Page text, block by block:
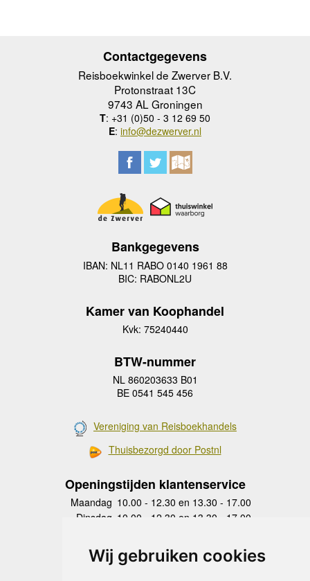
Wij gebruiken cookies
Contactgegevens
Reisboekwinkel de Zwerver B.V.
Protonstraat 13C
9743 AL Groningen
T: +31 (0)50 - 3 12 69 50
E: info@dezwerver.nl
Bankgegevens
IBAN: NL11 RABO 0140 1961 88
BIC: RABONL2U
Kamer van Koophandel
Kvk: 75240440
BTW-nummer
NL 860203633 B01
BE 0541 545 456
Vereniging van Reisboekhandels
Thuisbezorgd door Postnl
Openingstijden klantenservice
Maandag 10.00 - 12.30 en 13.30 - 17.00
Dinsdag 10.00 - 12.30 en 13.30 - 17.00
Donderdag
10.00 - 12.30 en 13.30 - 17.00
Vrijdag 10.00 - 12.30 en 13.30 - 17.00